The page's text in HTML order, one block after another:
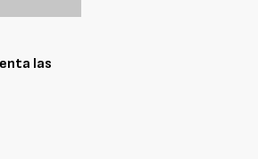
las